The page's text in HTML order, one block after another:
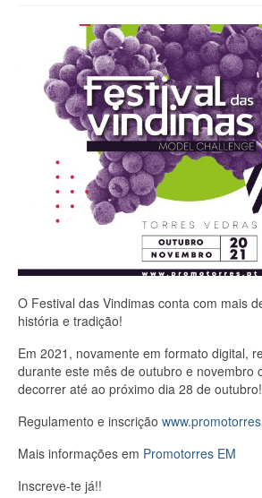
Documentos
Plano de Atividades e
Contas
Atas da Assembleia de
Taxas
Avisos / Comunicados /
Regulamentos
Subvenções
História da Terra
Geminação
Pedido de Atestados
Recenseamento
O Festival das Vindimas conta com mais
história e tradição!
Em 2021, novamente em formato digital,
durante este mês de outubro e novembro
decorrer até ao próximo dia 28 de outubro!
Regulamento e inscrição
Mais informações em Promotorres EM
Inscreve-te já!!